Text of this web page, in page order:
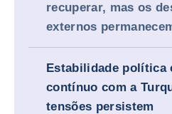
recuperar, mas os
externos
Estabilidade política
contínuo com a
tensões persistem